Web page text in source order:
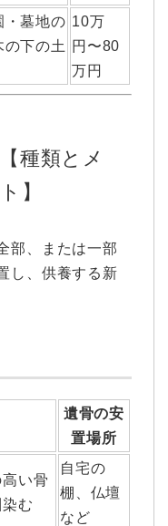
・墓地の
の下の土
10万
円〜80
万円
種類とメ
】
部、または一部
し、供養する新
遺骨の安
置場所
い骨
む
自宅の
棚、仏壇
など